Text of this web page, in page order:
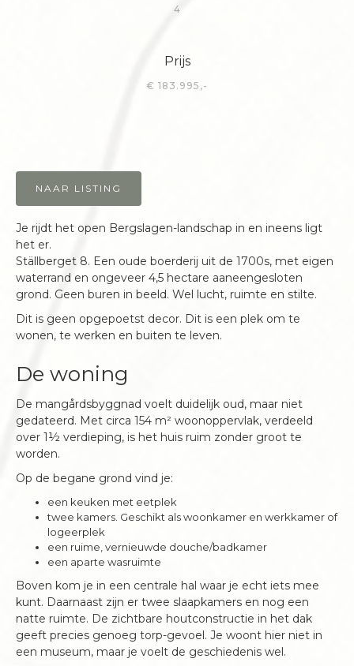
4
Prijs
€ 183.995,-
NAAR LISTING
Je rijdt het open Bergslagen-landschap in en ineens ligt
het er.
Ställberget 8. Een oude boerderij uit de 1700s, met eigen
waterrand en ongeveer 4,5 hectare aaneengesloten
grond. Geen buren in beeld. Wel lucht, ruimte en stilte.
Dit is geen opgepoetst decor. Dit is een plek om te
wonen, te werken en buiten te leven.
De woning
De mangårdsbyggnad voelt duidelijk oud, maar niet
gedateerd. Met circa 154 m² woonoppervlak, verdeeld
over 1½ verdieping, is het huis ruim zonder groot te
worden.
Op de begane grond vind je:
een keuken met eetplek
twee kamers. Geschikt als woonkamer en werkkamer of
logeerplek
een ruime, vernieuwde douche/badkamer
een aparte wasruimte
Boven kom je in een centrale hal waar je echt iets mee
kunt. Daarnaast zijn er twee slaapkamers en nog een
natte ruimte. De zichtbare houtconstructie in het dak
geeft precies genoeg torp-gevoel. Je woont hier niet in
een museum, maar je voelt de geschiedenis wel.